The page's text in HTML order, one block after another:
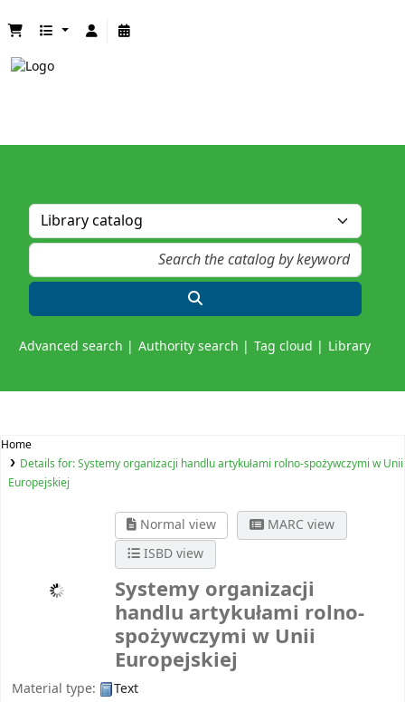
Advanced search Authority search Tag cloud Library
Home
Details for:Systemy organizacji handlu artykułami rolno-spożywczymi w Unii
Europejskiej
Normal view
MARC view
ISBD view
Systemy organizacji
handlu artykułami rolno-
spożywczymi w Unii
Europejskiej
Material type:
Text